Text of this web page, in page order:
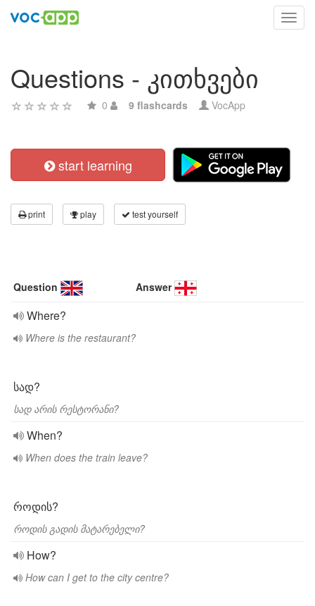
Questions - კითხვები
0 9 flashcards VocApp
start learning
print play test yourself
Question Answer
Where?
Where is the restaurant?
სად?
სად არის რესტორანი?
When?
When does the train leave?
როდის?
როდის გადის მატარებელი?
How?
How can I get to the city centre?